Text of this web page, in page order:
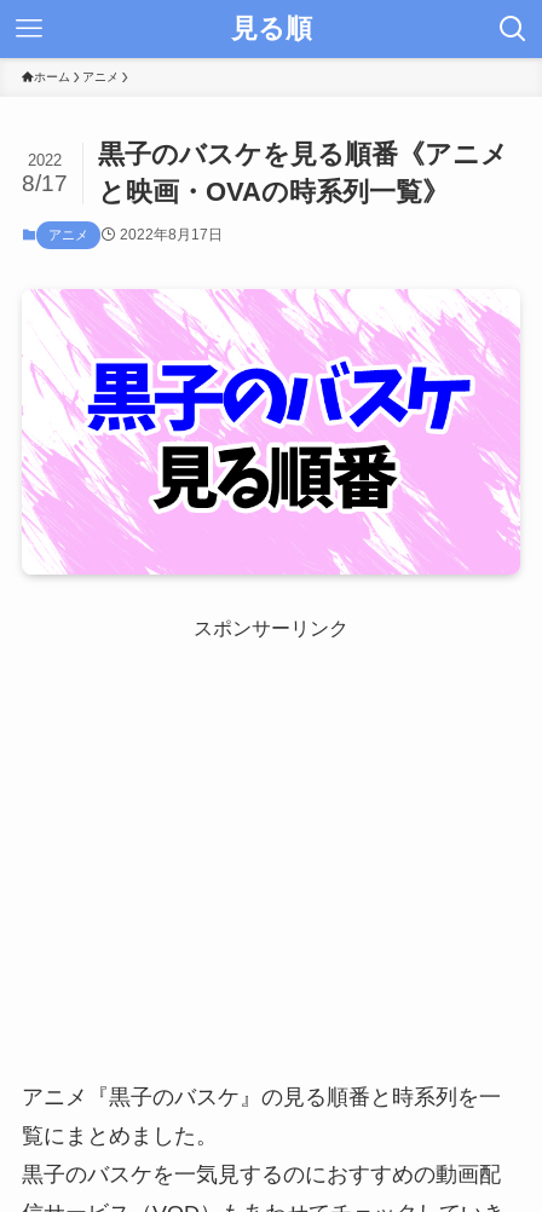
見る順
ホーム アニメ
黒子のバスケを見る順番《アニメ
と映画・OVAの時系列一覧》
2022
8/17
アニメ 2022年8月17日
スポンサーリンク
アニメ『黒子のバスケ』の見る順番と時系列を一
覧にまとめました。
黒子のバスケを一気見するのにおすすめの動画配